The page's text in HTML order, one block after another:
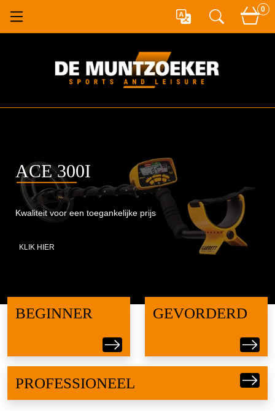
0
VORTEX VX9
Gebouwd voor experts. Ontworpen voor resultaat.
KLIK HIER
BEGINNER GEVORDERD
PROFESSIONEEL